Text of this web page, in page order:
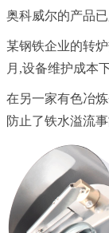
奥科威尔的产品
某钢铁企业的转
月,设备维护成本
在另一家有色冶
防止了铁水溢流事